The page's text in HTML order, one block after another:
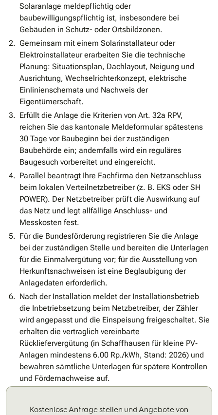
Solaranlage meldepflichtig oder
baubewilligungspflichtig ist, insbesondere bei
Gebäuden in Schutz- oder Ortsbildzonen.
Gemeinsam mit einem Solarinstallateur oder
Elektroinstallateur erarbeiten Sie die technische
Planung: Situationsplan, Dachlayout, Neigung und
Ausrichtung, Wechselrichterkonzept, elektrische
Einlinienschemata und Nachweis der
Eigentümerschaft.
Erfüllt die Anlage die Kriterien von Art. 32a RPV,
reichen Sie das kantonale Meldeformular spätestens
30 Tage vor Baubeginn bei der zuständigen
Baubehörde ein; andernfalls wird ein reguläres
Baugesuch vorbereitet und eingereicht.
Parallel beantragt Ihre Fachfirma den Netzanschluss
beim lokalen Verteilnetzbetreiber (z. B. EKS oder SH
POWER). Der Netzbetreiber prüft die Auswirkung auf
das Netz und legt allfällige Anschluss- und
Messkosten fest.
Für die Bundesförderung registrieren Sie die Anlage
bei der zuständigen Stelle und bereiten die Unterlagen
für die Einmalvergütung vor; für die Ausstellung von
Herkunftsnachweisen ist eine Beglaubigung der
Anlagedaten erforderlich.
Nach der Installation meldet der Installationsbetrieb
die Inbetriebsetzung beim Netzbetreiber, der Zähler
wird angepasst und die Einspeisung freigeschaltet. Sie
erhalten die vertraglich vereinbarte
Rückliefervergütung (in Schaffhausen für kleine PV‐
Anlagen mindestens 6.00 Rp./kWh, Stand: 2026) und
bewahren sämtliche Unterlagen für spätere Kontrollen
und Fördernachweise auf.
Kostenlose Anfrage stellen und Angebote von